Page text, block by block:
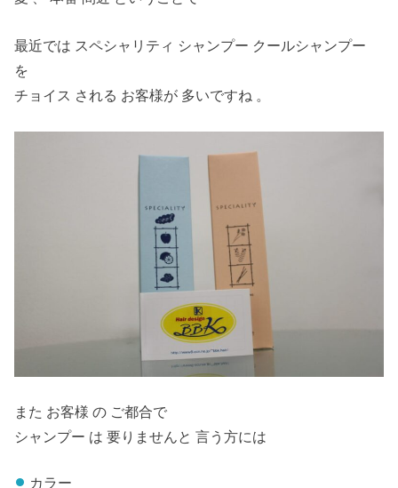
最近では スペシャリティ シャンプー クールシャンプー
を
チョイス される お客様が 多いですね 。
また お客様 の ご都合で
シャンプー は 要りませんと 言う方には
カラー